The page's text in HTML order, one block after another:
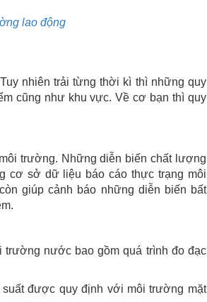
lao động
nhiên trải từng thời kì thì những quy
cũng như khu vực. Về cơ bạn thì quy
trường. Những diễn biến chất lượng
cơ sở dữ liệu báo cáo thực trạng môi
giúp cảnh báo những diễn biến bất
nước bao gồm quá trình đo đạc
được quy định với môi trường mặt